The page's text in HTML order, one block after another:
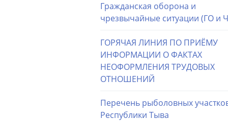
Гражданская оборона и
чрезвычайные ситуации (ГО и
ГОРЯЧАЯ ЛИНИЯ ПО ПРИЁМУ
ИНФОРМАЦИИ О ФАКТАХ
НЕОФОРМЛЕНИЯ ТРУДОВЫХ
ОТНОШЕНИЙ
Перечень рыболовных
Республики Тыва